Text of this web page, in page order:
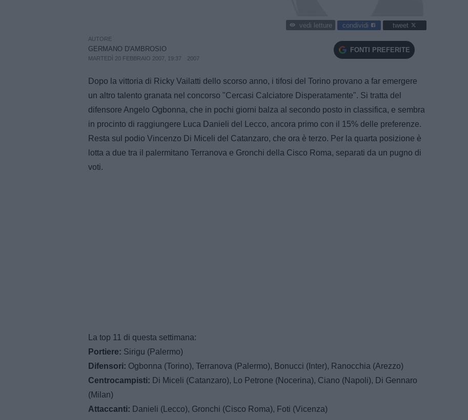
vedi letture condividi tweet
AUTORE
GERMANO D'AMBROSIO
MARTEDÌ 20 FEBBRAIO 2007, 19:37 2007
FONTI PREFERITE
Dopo la vittoria di Ricky Vailatti dello scorso anno, i tifosi del Torino provano a far emergere
un altro talento granata nel concorso "Cercasi Calciatore Disperatamente". Si tratta del
difensore Angelo Ogbonna, che in pochi giorni balza al secondo posto in classifica, e sembra
in procinto di raggiungere Luca Danieli del Lecco, ancora primo con il 15% delle preferenze.
Resta sul podio Vincenzo Di Miceli del Catanzaro, che ora è terzo. Per la quarta posizione è
lotta a due tra il palermitano Terranova e Gronchi della Cisco Roma, separati da un pugno di
voti.
La top 11 di questa settimana:
Portiere: Sirigu (Palermo)
Difensori: Ogbonna (Torino), Terranova (Palermo), Bonucci (Inter), Ranocchia (Arezzo)
Centrocampisti: Di Miceli (Catanzaro), Lo Petrone (Nocerina), Ciano (Napoli), Di Gennaro
(Milan)
Attaccanti: Danieli (Lecco), Gronchi (Cisco Roma), Foti (Vicenza)